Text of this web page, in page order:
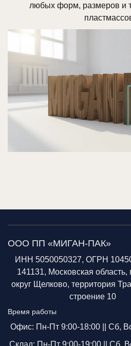
любых форм, размеров и
ООО ПП «МИГАН-ПАК»
ИНН 5050050327, ОГРН
141131, Московская область,
округ Щелково, территория
строение 10
Время работы
Офис: Пн-Пт 9:00-18:00 || Сб,
Склад: Пн-Пт 9:00-19:00 || Сб,